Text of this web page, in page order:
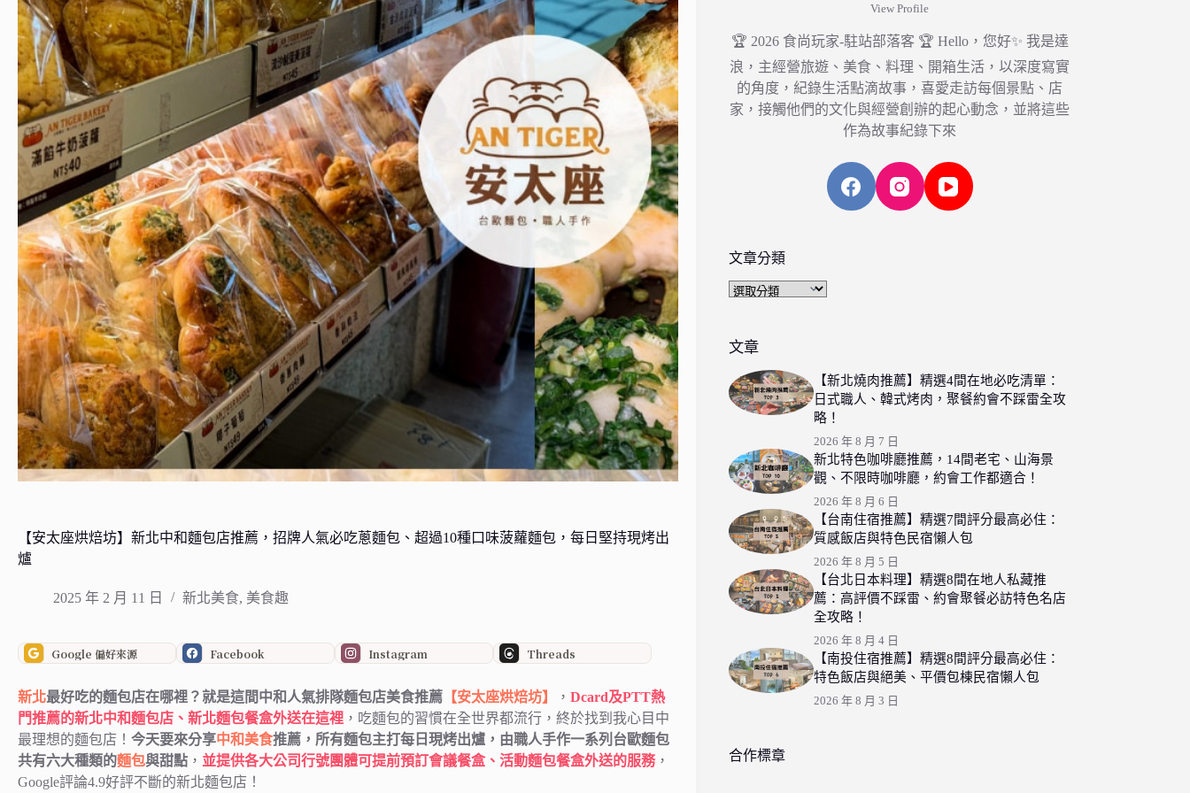
【安太座烘焙坊】新北中和麵包店推薦，招牌人氣必吃蔥麵包、超過10種口味菠蘿麵包，每日堅持現烤出
爐
2025 年 2 月 11 日 新北美食, 美食趣
Google 偏好來源 Facebook Instagram Threads
新北最好吃的麵包店在哪裡？就是這間中和人氣排隊麵包店美食推薦 【安太座烘焙坊】 ， Dcard及PTT熱
門推薦的新北中和麵包店、新北麵包餐盒外送在這裡 ，吃麵包的習慣在全世界都流行，終於找到我心目中
最理想的麵包店！ 今天要來分享中和美食推薦，所有麵包主打每日現烤出爐，由職人手作一系列台歐麵包
共有六大種類的麵包與甜點 ， 並提供各大公司行號團體可提前預訂會議餐盒、活動麵包餐盒外送的服務 ，
Google評論4.9好評不斷的新北麵包店！
View Profile
🏆 2026 食尚玩家-駐站部落客 🏆 Hello，您好✨ 我是達
浪，主經營旅遊、美食、料理、開箱生活，以深度寫實
的角度，紀錄生活點滴故事，喜愛走訪每個景點、店
家，接觸他們的文化與經營創辦的起心動念，並將這些
作為故事紀錄下來
文章分類
文
類
文章
【新北燒肉推薦】精選4間在地必吃清單：
日式職人、韓式烤肉，聚餐約會不踩雷全攻
略！
2026 年 8 月 7 日
新北特色咖啡廳推薦，14間老宅、山海景
觀、不限時咖啡廳，約會工作都適合！
2026 年 8 月 6 日
【台南住宿推薦】精選7間評分最高必住：
質感飯店與特色民宿懶人包
2026 年 8 月 5 日
【台北日本料理】精選8間在地人私藏推
薦：高評價不踩雷、約會聚餐必訪特色名店
全攻略！
2026 年 8 月 4 日
【南投住宿推薦】精選8間評分最高必住：
特色飯店與絕美、平價包棟民宿懶人包
2026 年 8 月 3 日
合作標章